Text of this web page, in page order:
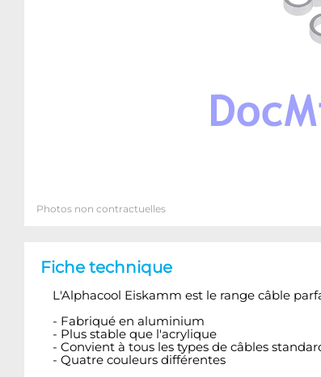
Photos non contractuelles
Fiche technique
L'Alphacool Eiskamm est le range câble
- Fabriqué en aluminium
- Plus stable que l'acrylique
- Convient à tous les types de câbles
- Quatre couleurs différentes